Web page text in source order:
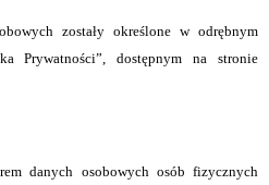
zostały określone w odrębnym
Prywatności”, dostępnym na stronie
danych osobowych osób fizycznych